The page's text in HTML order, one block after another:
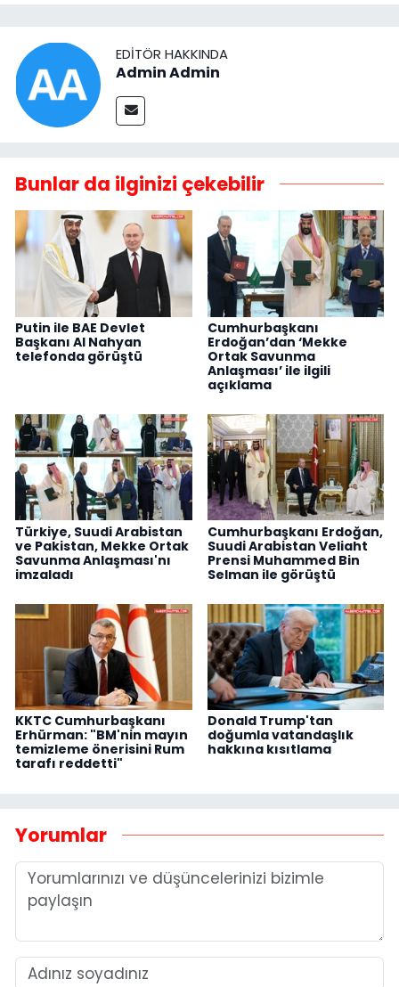
EDITÖR HAKKINDA
Admin Admin
Bunlar da ilginizi çekebilir
Putin ile BAE Devlet
Başkanı Al Nahyan
telefonda görüştü
Cumhurbaşkanı
Erdoğan’dan ‘Mekke
Ortak Savunma
Anlaşması’ ile ilgili
açıklama
Türkiye, Suudi Arabistan
ve Pakistan, Mekke Ortak
Savunma Anlaşması'nı
imzaladı
Cumhurbaşkanı Erdoğan,
Suudi Arabistan Veliaht
Prensi Muhammed Bin
Selman ile görüştü
KKTC Cumhurbaşkanı
Erhürman: "BM'nin mayın
temizleme önerisini Rum
tarafı reddetti"
Donald Trump'tan
doğumla vatandaşlık
hakkına kısıtlama
Yorumlar